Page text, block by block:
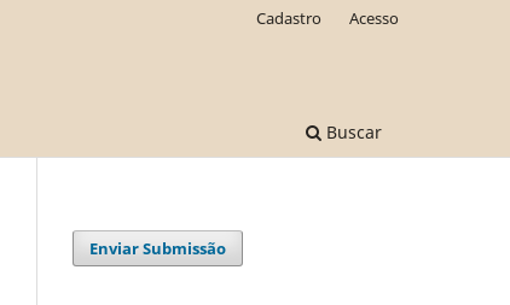
Buscar
Cadastro Acesso
Enviar Submissão